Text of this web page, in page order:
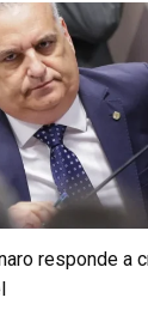
responde a